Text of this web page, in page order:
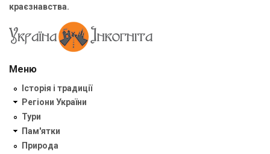
краєзнавства.
Меню
Історія і традиції
Регіони України
Тури
Пам'ятки
Природа